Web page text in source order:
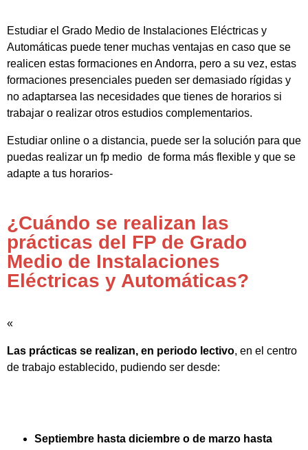
Estudiar el Grado Medio de Instalaciones Eléctricas y
Automáticas puede tener muchas ventajas en caso que se
realicen estas formaciones en Andorra, pero a su vez, estas
formaciones presenciales pueden ser demasiado rígidas y
no adaptarsea las necesidades que tienes de horarios si
trabajar o realizar otros estudios complementarios.
Estudiar online o a distancia, puede ser la solución para que
puedas realizar un fp medio de forma más flexible y que se
adapte a tus horarios-
¿Cuándo se realizan las
prácticas del FP de Grado
Medio de Instalaciones
Eléctricas y Automáticas?
«
Las prácticas se realizan, en periodo lectivo, en el centro
de trabajo establecido, pudiendo ser desde:
Septiembre hasta diciembre o de marzo hasta